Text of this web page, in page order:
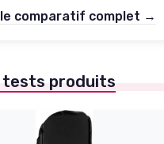
comparatif complet →
tests produits